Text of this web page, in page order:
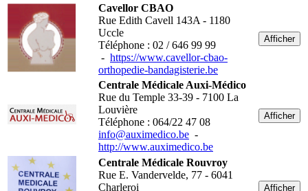
Cavellor CBAO
Rue Edith Cavell 143A - 1180
Uccle
Téléphone : 02 / 646 99 99
- https://www.cavellor-cbao-
orthopedie-bandagisterie.be
Afficher
Centrale Médicale Auxi-Médico
Rue du Temple 33-39 - 7100 La
Louvière
Téléphone : 064/22 47 08
info@auximedico.be -
http://www.auximedico.be
Afficher
Centrale Médicale Rouvroy
Rue E. Vandervelde, 77 - 6041
Charleroi
Afficher